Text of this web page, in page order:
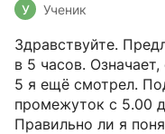
У Ученик
Здравствуйте.
в 5 часов.
5 я ещё смотрел.
промежуток с 5.00
Правильно ли я